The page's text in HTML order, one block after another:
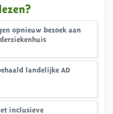
opnieuw bezoek aan
landelijke AD
inclusieve